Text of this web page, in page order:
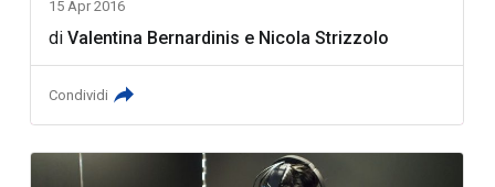
15 Apr 2016
diValentina Bernardinis e Nicola Strizzolo
Condividi